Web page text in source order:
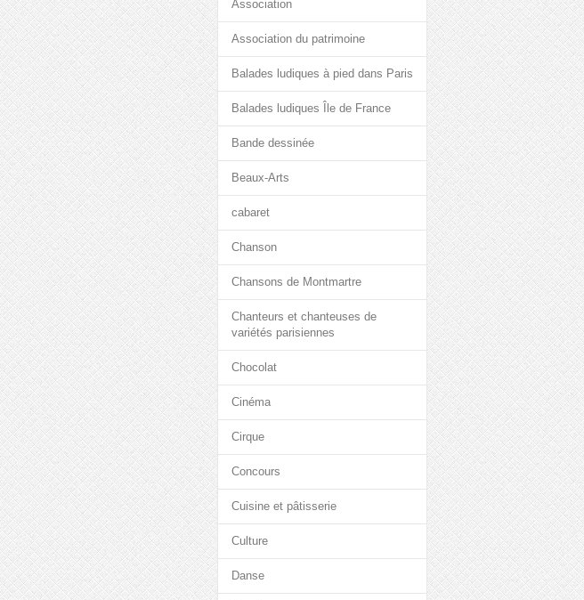
Association
Association du patrimoine
Balades ludiques à pied dans Paris
Balades ludiques Île de France
Bande dessinée
Beaux-Arts
cabaret
Chanson
Chansons de Montmartre
Chanteurs et chanteuses de
variétés parisiennes
Chocolat
Cinéma
Cirque
Concours
Cuisine et pâtisserie
Culture
Danse